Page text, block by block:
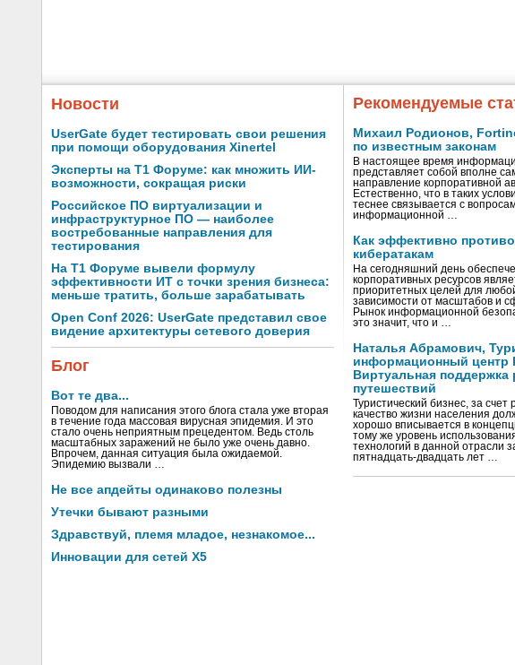
Новости
UserGate будет тестировать свои решения
при помощи оборудования Xinertel
Эксперты на Т1 Форуме: как множить ИИ-
возможности, сокращая риски
Российское ПО виртуализации и
инфраструктурное ПО — наиболее
востребованные направления для
тестирования
На Т1 Форуме вывели формулу
эффективности ИТ с точки зрения бизнеса:
меньше тратить, больше зарабатывать
Open Conf 2026: UserGate представил свое
видение архитектуры сетевого доверия
Блог
Вот те два...
Поводом для написания этого блога стала уже вторая
в течение года массовая вирусная эпидемия. И это
стало очень неприятным прецедентом. Ведь столь
масштабных заражений не было уже очень давно.
Впрочем, данная ситуация была ожидаемой.
Эпидемию вызвали …
Не все апдейты одинаково полезны
Утечки бывают разными
Здравствуй, племя младое, незнакомое...
Инновации для сетей X5
Рекомендуемые
Михаил Родионов,
по известным законам
В настоящее время
представляет собой вполне
направление корпоративной
Естественно, что в таких
теснее связывается с
информационной …
Как эффективно
кибератакам
На сегодняшний день
корпоративных ресурсов
приоритетных целей для
зависимости от масштабов и
Рынок информационной
это значит, что и …
Наталья Абрамович,
информационный центр
Виртуальная поддержка
путешествий
Туристический бизнес, за счет
качество жизни населения
хорошо вписывается в
тому же уровень
технологий в данной отрасли
пятнадцать-двадцать лет …